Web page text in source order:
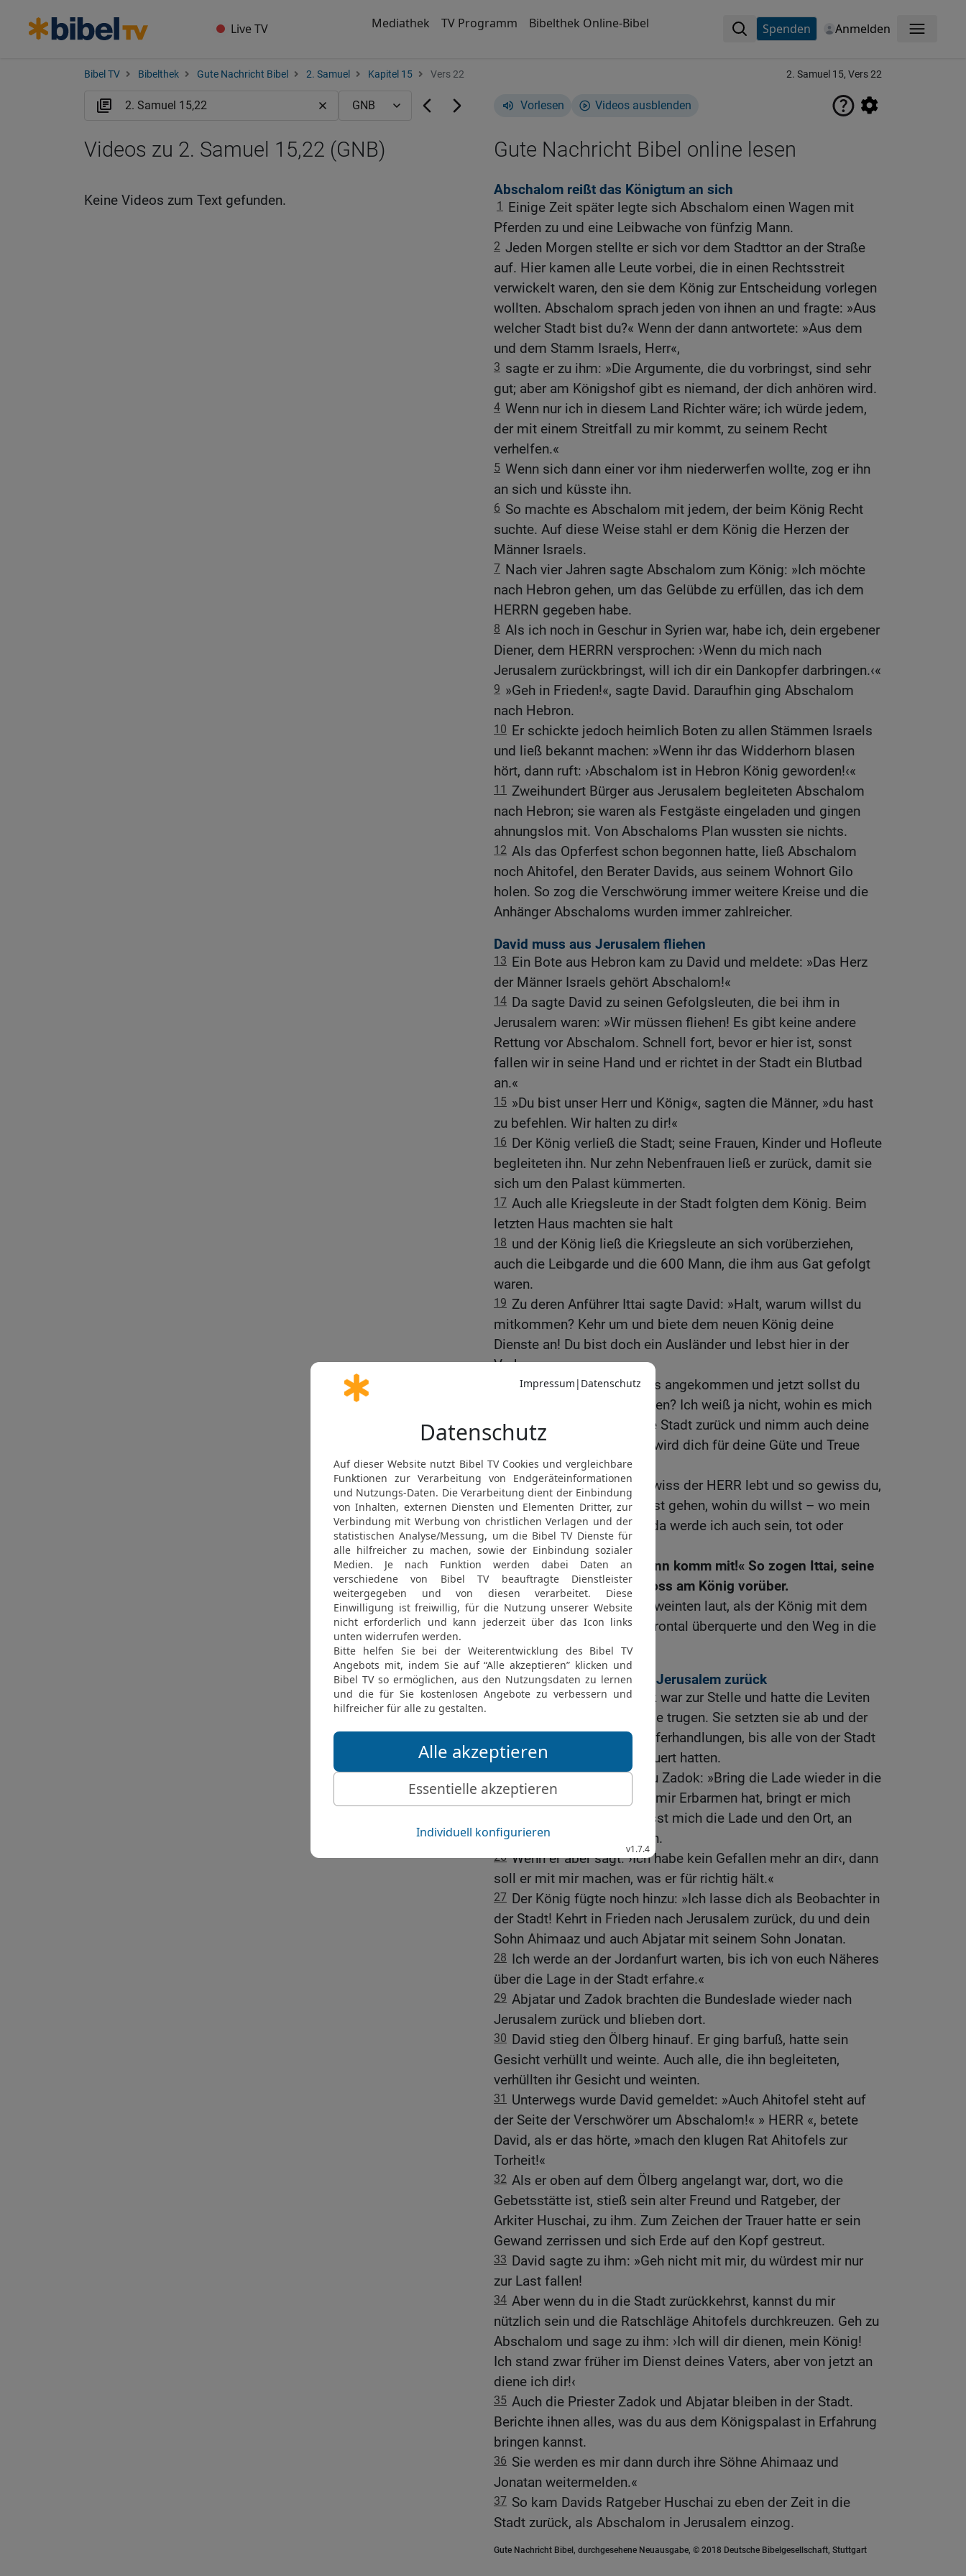
Live TV Mediathek TV Programm Bibelthek Online-Bibel Spenden Anmelden Menü
Bibel TV Bibelthek Gute Nachricht Bibel 2. Samuel Kapitel 15 Vers 22 2. Samuel 15, Vers 22
Vorlesen Videos ausblenden
Gute Nachricht Bibel online lesen
Abschalom reißt das Königtum an sich
1
Einige Zeit später legte sich Abschalom einen Wagen mit
Pferden zu und eine Leibwache von fünfzig Mann.
2 Jeden Morgen stellte er sich vor dem Stadttor an der Straße
auf. Hier kamen alle Leute vorbei, die in einen Rechtsstreit
verwickelt waren, den sie dem König zur Entscheidung vorlegen
wollten. Abschalom sprach jeden von ihnen an und fragte: »Aus
welcher Stadt bist du?« Wenn der dann antwortete: »Aus dem
und dem Stamm Israels, Herr«,
3 sagte er zu ihm: »Die Argumente, die du vorbringst, sind sehr
gut; aber am Königshof gibt es niemand, der dich anhören wird.
4 Wenn nur ich in diesem Land Richter wäre; ich würde jedem,
der mit einem Streitfall zu mir kommt, zu seinem Recht
verhelfen.«
5 Wenn sich dann einer vor ihm niederwerfen wollte, zog er ihn
an sich und küsste ihn.
6 So machte es Abschalom mit jedem, der beim König Recht
suchte. Auf diese Weise stahl er dem König die Herzen der
Männer Israels.
7 Nach vier Jahren sagte Abschalom zum König: »Ich möchte
nach Hebron gehen, um das Gelübde zu erfüllen, das ich dem
HERRN gegeben habe.
8 Als ich noch in Geschur in Syrien war, habe ich, dein ergebener
Diener, dem HERRN versprochen: ›Wenn du mich nach
Jerusalem zurückbringst, will ich dir ein Dankopfer darbringen.‹«
9 »Geh in Frieden!«, sagte David. Daraufhin ging Abschalom
nach Hebron.
10 Er schickte jedoch heimlich Boten zu allen Stämmen Israels
und ließ bekannt machen: »Wenn ihr das Widderhorn blasen
hört, dann ruft: ›Abschalom ist in Hebron König geworden!‹«
11
Zweihundert Bürger aus Jerusalem begleiteten Abschalom
nach Hebron; sie waren als Festgäste eingeladen und gingen
ahnungslos mit. Von Abschaloms Plan wussten sie nichts.
12 Als das Opferfest schon begonnen hatte, ließ Abschalom
noch Ahitofel, den Berater Davids, aus seinem Wohnort Gilo
holen. So zog die Verschwörung immer weitere Kreise und die
Anhänger Abschaloms wurden immer zahlreicher.
David muss aus Jerusalem fliehen
13 Ein Bote aus Hebron kam zu David und meldete: »Das Herz
der Männer Israels gehört Abschalom!«
14 Da sagte David zu seinen Gefolgsleuten, die bei ihm in
Jerusalem waren: »Wir müssen fliehen! Es gibt keine andere
Rettung vor Abschalom. Schnell fort, bevor er hier ist, sonst
fallen wir in seine Hand und er richtet in der Stadt ein Blutbad
an.«
15 »Du bist unser Herr und König«, sagten die Männer, »du hast
zu befehlen. Wir halten zu dir!«
16 Der König verließ die Stadt; seine Frauen, Kinder und Hofleute
begleiteten ihn. Nur zehn Nebenfrauen ließ er zurück, damit sie
sich um den Palast kümmerten.
17 Auch alle Kriegsleute in der Stadt folgten dem König. Beim
letzten Haus machten sie halt
18 und der König ließ die Kriegsleute an sich vorüberziehen,
auch die Leibgarde und die 600 Mann, die ihm aus Gat gefolgt
waren.
19 Zu deren Anführer Ittai sagte David: »Halt, warum willst du
mitkommen? Kehr um und biete dem neuen König deine
Dienste an! Du bist doch ein Ausländer und lebst hier in der
Verbannung.
Eben erst bist du bei uns angekommen und jetzt sollst du
schon wieder fliehen müssen? Ich weiß ja nicht, wohin es mich
noch verschlägt. Geh in die Stadt zurück und nimm auch deine
Landsleute mit! Der HERR wird dich für deine Güte und Treue
belohnen.«
21
Aber Ittai sagte: »So gewiss der HERR lebt und so gewiss du,
mein König, lebst: Du magst gehen, wohin du willst – wo mein
Herr, der König, sein wird, da werde ich auch sein, tot oder
lebendig!«
22 »Gut«, sagte David, »dann komm mit!« So zogen Ittai, seine
Männer und ihr ganzer Tross am König vorüber.
23 Alle, die zurückblieben, weinten laut, als der König mit dem
ganzen Kriegsvolk das Kidrontal überquerte und den Weg in die
Wüste einschlug.
David lässt treue Helfer in Jerusalem zurück
24 Auch der Priester Zadok war zur Stelle und hatte die Leviten
bei sich, die die Bundeslade trugen. Sie setzten sie ab und der
Priester Abjatar vollzog Opferhandlungen, bis alle von der Stadt
her den Bach Kidron überquert hatten.
25 Dann sagte der König zu Zadok: »Bring die Lade wieder in die
Stadt! Wenn der HERR mit mir Erbarmen hat, bringt er mich
eines Tages zurück und lässt mich die Lade und den Ort, an
dem sie steht, wiedersehen.
26 Wenn er aber sagt: ›Ich habe kein Gefallen mehr an dir‹, dann
soll er mit mir machen, was er für richtig hält.«
27 Der König fügte noch hinzu: »Ich lasse dich als Beobachter in
der Stadt! Kehrt in Frieden nach Jerusalem zurück, du und dein
Sohn Ahimaaz und auch Abjatar mit seinem Sohn Jonatan.
28 Ich werde an der Jordanfurt warten, bis ich von euch Näheres
über die Lage in der Stadt erfahre.«
29 Abjatar und Zadok brachten die Bundeslade wieder nach
Jerusalem zurück und blieben dort.
30 David stieg den Ölberg hinauf. Er ging barfuß, hatte sein
Gesicht verhüllt und weinte. Auch alle, die ihn begleiteten,
verhüllten ihr Gesicht und weinten.
31 Unterwegs wurde David gemeldet: »Auch Ahitofel steht auf
der Seite der Verschwörer um Abschalom!« » HERR «, betete
David, als er das hörte, »mach den klugen Rat Ahitofels zur
Torheit!«
32 Als er oben auf dem Ölberg angelangt war, dort, wo die
Gebetsstätte ist, stieß sein alter Freund und Ratgeber, der
Arkiter Huschai, zu ihm. Zum Zeichen der Trauer hatte er sein
Gewand zerrissen und sich Erde auf den Kopf gestreut.
33 David sagte zu ihm: »Geh nicht mit mir, du würdest mir nur
zur Last fallen!
34 Aber wenn du in die Stadt zurückkehrst, kannst du mir
nützlich sein und die Ratschläge Ahitofels durchkreuzen. Geh zu
Abschalom und sage zu ihm: ›Ich will dir dienen, mein König!
Ich stand zwar früher im Dienst deines Vaters, aber von jetzt an
diene ich dir!‹
35 Auch die Priester Zadok und Abjatar bleiben in der Stadt.
Berichte ihnen alles, was du aus dem Königspalast in Erfahrung
bringen kannst.
36 Sie werden es mir dann durch ihre Söhne Ahimaaz und
Jonatan weitermelden.«
37 So kam Davids Ratgeber Huschai zu eben der Zeit in die
Stadt zurück, als Abschalom in Jerusalem einzog.
Gute Nachricht Bibel, durchgesehene Neuausgabe, © 2018 Deutsche Bibelgesellschaft, Stuttgart
Videos zu 2. Samuel 15,22 (GNB)
Keine Videos zum Text gefunden.